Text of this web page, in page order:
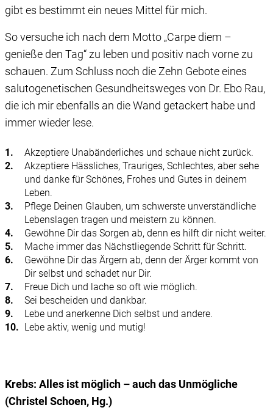
gibt es bestimmt ein neues Mittel für mich.
So versuche ich nach dem Motto „Carpe diem –
genieße den Tag“ zu leben und positiv nach vorne zu
schauen. Zum Schluss noch die Zehn Gebote eines
salutogenetischen Gesundheitsweges von Dr. Ebo Rau,
die ich mir ebenfalls an die Wand getackert habe und
immer wieder lese.
Akzeptiere Unabänderliches und schaue nicht zurück.
Akzeptiere Hässliches, Trauriges, Schlechtes, aber sehe
und danke für Schönes, Frohes und Gutes in deinem
Leben.
Pflege Deinen Glauben, um schwerste unverständliche
Lebenslagen tragen und meistern zu können.
Gewöhne Dir das Sorgen ab, denn es hilft dir nicht weiter.
Mache immer das Nächstliegende Schritt für Schritt.
Gewöhne Dir das Ärgern ab, denn der Ärger kommt von
Dir selbst und schadet nur Dir.
Freue Dich und lache so oft wie möglich.
Sei bescheiden und dankbar.
Lebe und anerkenne Dich selbst und andere.
Lebe aktiv, wenig und mutig!
Krebs: Alles ist möglich – auch das Unmögliche
(Christel Schoen, Hg.)